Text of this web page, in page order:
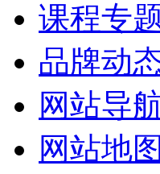
课程专
品牌动
网站导
网站地图